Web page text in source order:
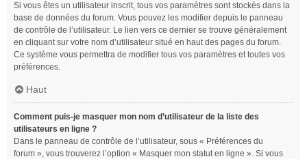
Si vous êtes un utilisateur inscrit, tous vos paramètres sont stockés dans la
base de données du forum. Vous pouvez les modifier depuis le panneau
de contrôle de l’utilisateur. Le lien vers ce dernier se trouve généralement
en cliquant sur votre nom d’utilisateur situé en haut des pages du forum.
Ce système vous permettra de modifier tous vos paramètres et toutes vos
préférences.
Haut
Comment puis-je masquer mon nom d’utilisateur de la liste des
utilisateurs en ligne ?
Dans le panneau de contrôle de l’utilisateur, sous « Préférences du
forum », vous trouverez l’option « Masquer mon statut en ligne ». Si vous